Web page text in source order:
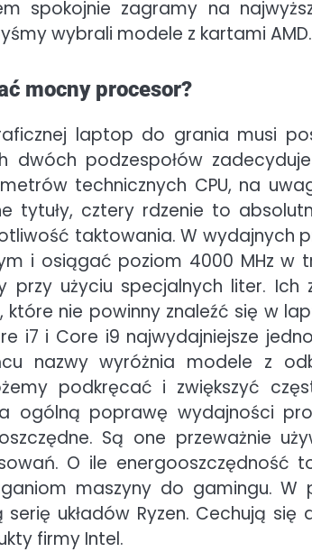
spokojnie zagramy na
wybrali modele z kartami AMD.
mocny procesor?
laptop do grania musi
dwóch podzespołów
technicznych CPU, na
tytuły, cztery rdzenie to
taktowania. W wydajnych
i osiągać poziom 4000 MHz w
przy użyciu specjalnych liter.
nie powinny znaleźć się w
i7 i Core i9 najwydajniejsze
nazwy wyróżnia modele z
podkręcać i zwiększyć
ogólną poprawę wydajności
Są one przeważnie
O ile energooszczędność
maszyny do gamingu. W
układów Ryzen. Cechują
firmy Intel.